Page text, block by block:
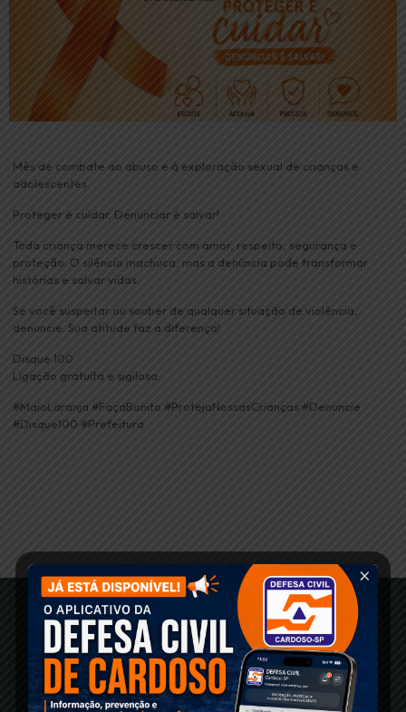
Mês de combate ao abuso e à exploração sexual de crianças e
adolescentes.
Proteger é cuidar. Denunciar é salvar!
Toda criança merece crescer com amor, respeito, segurança e
proteção. O silêncio machuca, mas a denúncia pode transformar
histórias e salvar vidas.
Se você suspeitar ou souber de qualquer situação de violência,
denuncie. Sua atitude faz a diferença!
Disque 100
Ligação gratuita e sigilosa.
#MaioLaranja #FaçaBonito #ProtejaNossasCrianças #Denuncie
#Disque100 #Prefeitura